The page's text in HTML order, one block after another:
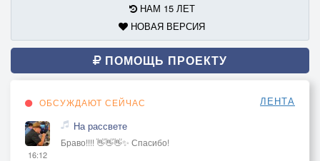
НАМ 15 ЛЕТ
НОВАЯ ВЕРСИЯ
ПОМОЩЬ ПРОЕКТУ
ОБСУЖДАЮТ СЕЙЧАС ЛЕНТА
16:12
На рассвете
Браво!!!! 👋👋👋✨ Спасибо!